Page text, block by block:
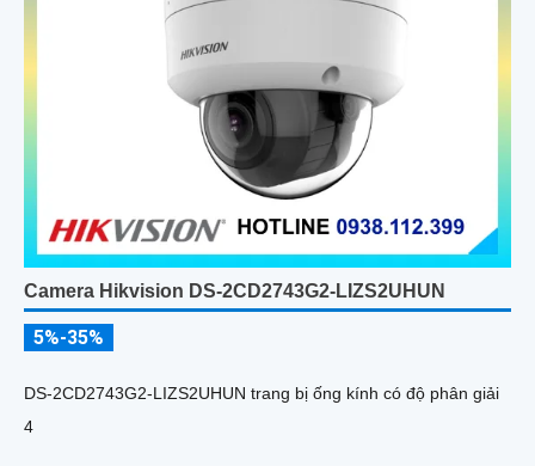
Camera Hikvision DS-2CD2743G2-LIZS2UHUN
5%-35%
DS-2CD2743G2-LIZS2UHUN trang bị ống kính có độ phân giải
4